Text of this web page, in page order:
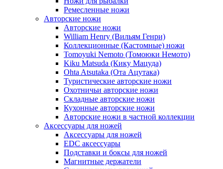
Ремесленные ножи
Авторские ножи
Авторские ножи
William Henry (Вильям Генри)
Коллекционные (Кастомные) ножи
Tomoyuki Nemoto (Томоюки Немото)
Kiku Matsuda (Кику Мацуда)
Ohta Atsutaka (Ота Ацутака)
Туристические авторские ножи
Охотничьи авторские ножи
Складные авторские ножи
Кухонные авторские ножи
Авторские ножи в частной коллекции
Аксессуары для ножей
Аксессуары для ножей
EDC аксессуары
Подставки и боксы для ножей
Магнитные держатели